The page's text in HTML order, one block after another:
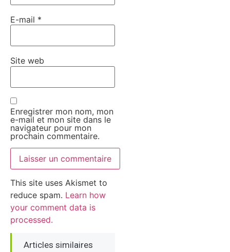
E-mail *
Site web
Enregistrer mon nom, mon
e-mail et mon site dans le
navigateur pour mon
prochain commentaire.
This site uses Akismet to
reduce spam. Learn how
your comment data is
processed.
Articles similaires